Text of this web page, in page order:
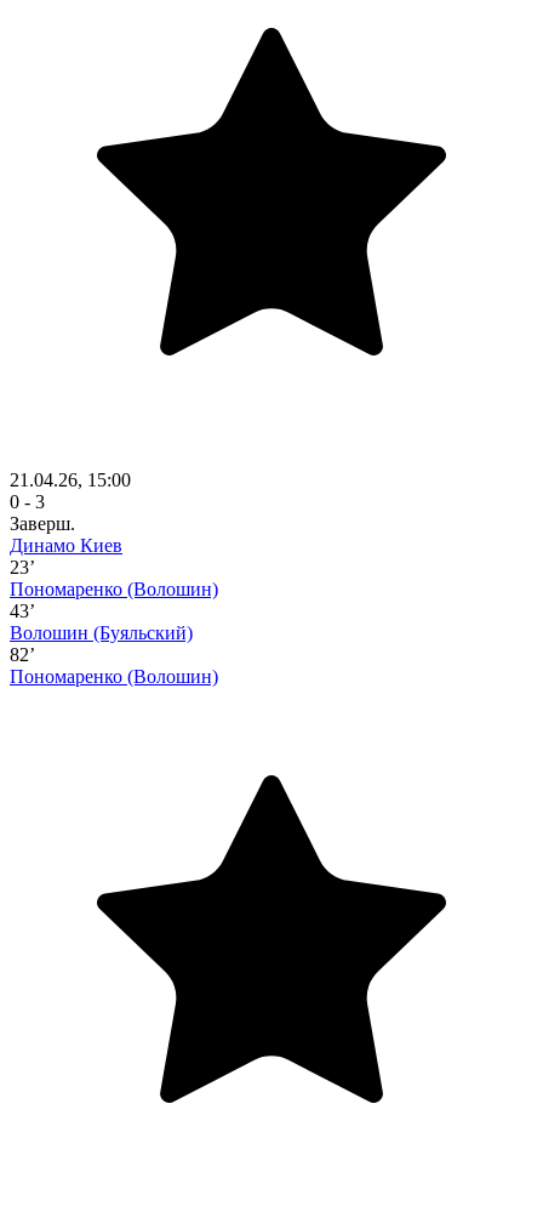
21.04.26, 15:00
0 - 3
Заверш.
Динамо Киев
23’
Пономаренко (Волошин)
43’
Волошин (Буяльский)
82’
Пономаренко (Волошин)